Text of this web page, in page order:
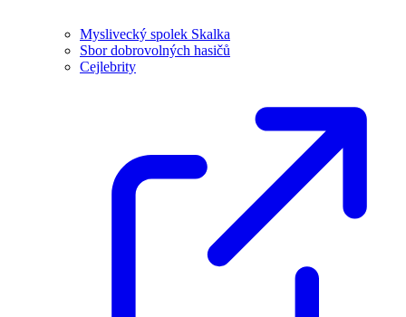
Myslivecký spolek Skalka
Sbor dobrovolných hasičů
Cejlebrity